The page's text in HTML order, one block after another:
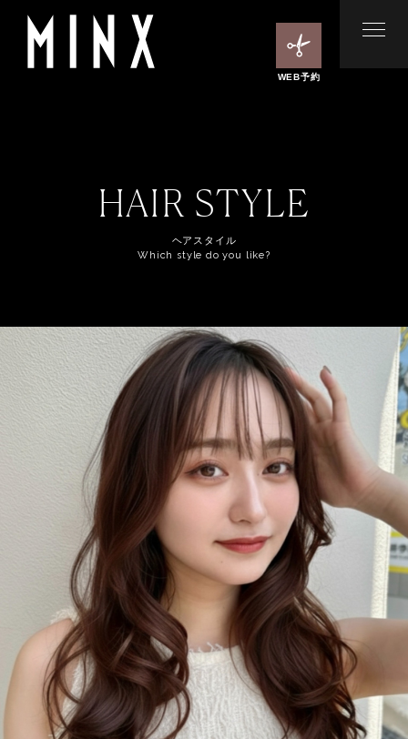
WEB予約
HAIR STYLE
ヘアスタイル
Which style do you like?